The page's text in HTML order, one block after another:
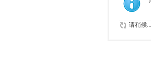
请稍候...